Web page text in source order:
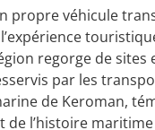
propre véhicule
regorge de sites
par les
de Keroman,
de l’histoire